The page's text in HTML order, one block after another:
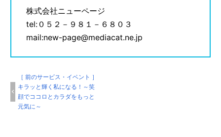
株式会社ニューページ
tel:０５２－９８１－６８０３
mail:new-page@mediacat.ne.jp
［ 前のサービス・イベント ］
キラッと輝く私になる！～笑
顔でココロとカラダをもっと
元気に～